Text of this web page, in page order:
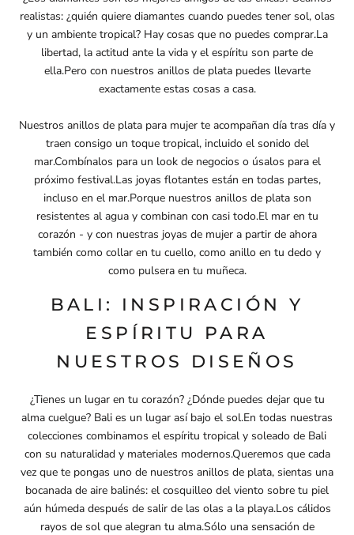
realistas: ¿quién quiere diamantes cuando puedes tener sol, olas
y un ambiente tropical? Hay cosas que no puedes comprar.La
libertad, la actitud ante la vida y el espíritu son parte de
ella.Pero con nuestros anillos de plata puedes llevarte
exactamente estas cosas a casa.
Nuestros anillos de plata para mujer te acompañan día tras día y
traen consigo un toque tropical, incluido el sonido del
mar.Combínalos para un look de negocios o úsalos para el
próximo festival.Las joyas flotantes están en todas partes,
incluso en el mar.Porque nuestros anillos de plata son
resistentes al agua y combinan con casi todo.El mar en tu
corazón - y con nuestras joyas de mujer a partir de ahora
también como collar en tu cuello, como anillo en tu dedo y
como pulsera en tu muñeca.
BALI: INSPIRACIÓN Y
ESPÍRITU PARA
NUESTROS DISEÑOS
¿Tienes un lugar en tu corazón? ¿Dónde puedes dejar que tu
alma cuelgue? Bali es un lugar así bajo el sol.En todas nuestras
colecciones combinamos el espíritu tropical y soleado de Bali
con su naturalidad y materiales modernos.Queremos que cada
vez que te pongas uno de nuestros anillos de plata, sientas una
bocanada de aire balinés: el cosquilleo del viento sobre tu piel
aún húmeda después de salir de las olas a la playa.Los cálidos
rayos de sol que alegran tu alma.Sólo una sensación de